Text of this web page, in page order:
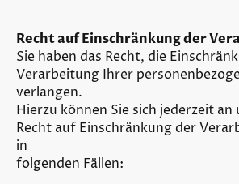
Recht auf Einschränkung der
Sie haben das Recht, die
Verarbeitung Ihrer
verlangen.
Hierzu können Sie sich jederzeit an
Recht auf Einschränkung der
in
folgenden Fällen: